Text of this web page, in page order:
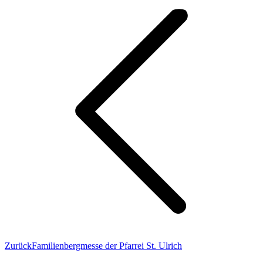
ZurückVorheriger
Familienbergmesse der Pfarrei St. Ulrich